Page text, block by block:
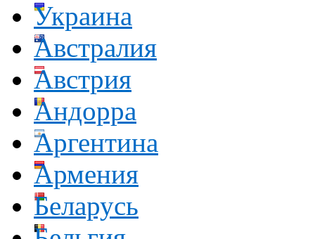
Украина
Австралия
Австрия
Андорра
Аргентина
Армения
Беларусь